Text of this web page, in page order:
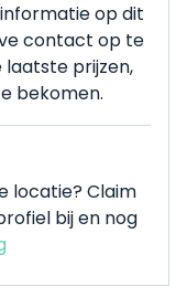
op dit
contact op te
laatste prijzen,
bekomen.
locatie? Claim
bij en nog